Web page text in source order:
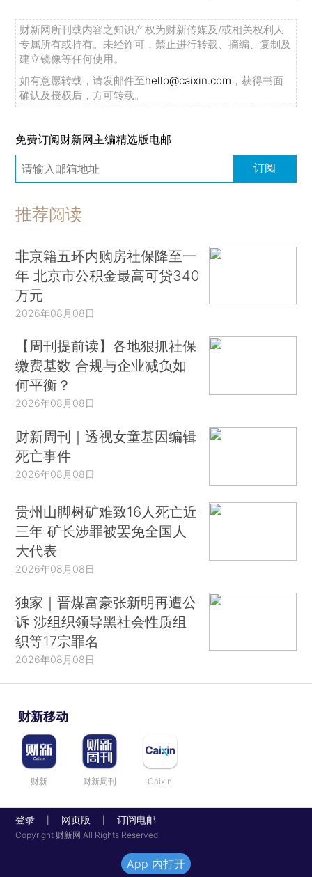
财新网所刊载内容之知识产权为财新传媒及/或相关权利人
专属所有或持有。未经许可，禁止进行转载、摘编、复制及
建立镜像等任何使用。
如有意愿转载，请发邮件至hello@caixin.com ，获得书面
确认及授权后，方可转载。
免费订阅财新网主编精选版电邮
订阅
推荐阅读
非京籍五环内购房社保降至一
年 北京市公积金最高可贷340
万元
2026年08月08日
【周刊提前读】各地狠抓社保
缴费基数 合规与企业减负如
何平衡？
2026年08月08日
财新周刊｜透视女童基因编辑
死亡事件
2026年08月08日
贵州山脚树矿难致16人死亡近
三年 矿长涉罪被罢免全国人
大代表
2026年08月08日
独家｜晋煤富豪张新明再遭公
诉 涉组织领导黑社会性质组
织等17宗罪名
2026年08月08日
财新移动
财新 财新周刊 Caixin
登录 网页版 订阅电邮
Copyright 财新网 All Rights Reserved
App 内打开